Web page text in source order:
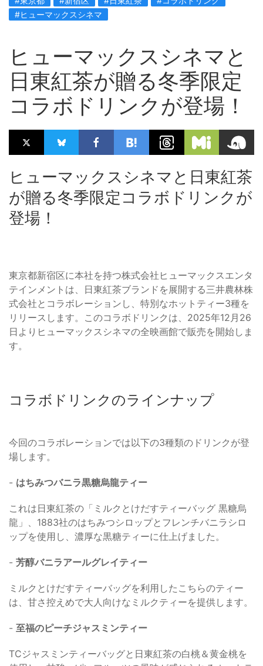
#ヒューマックスシネマ
ヒューマックスシネマと
日東紅茶が贈る冬季限定
コラボドリンクが登場！
ヒューマックスシネマと日東紅茶
が贈る冬季限定コラボドリンクが
登場！
東京都新宿区に本社を持つ株式会社ヒューマックスエンタ
テインメントは、日東紅茶ブランドを展開する三井農林株
式会社とコラボレーションし、特別なホットティー3種を
リリースします。このコラボドリンクは、2025年12月26
日よりヒューマックスシネマの全映画館で販売を開始しま
す。
コラボドリンクのラインナップ
今回のコラボレーションでは以下の3種類のドリンクが登
場します。
- はちみつバニラ黒糖烏龍ティー
これは日東紅茶の「ミルクとけだすティーバッグ 黒糖烏
龍」、1883社のはちみつシロップとフレンチバニラシロ
ップを使用し、濃厚な黒糖ティーに仕上げました。
- 芳醇バニラアールグレイティー
ミルクとけだすティーバッグを利用したこちらのティー
は、甘さ控えめで大人向けなミルクティーを提供します。
- 至福のピーチジャスミンティー
TCジャスミンティーバッグと日東紅茶の白桃＆黄金桃を